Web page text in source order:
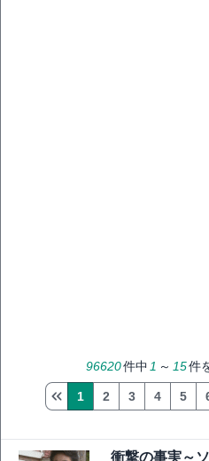
96620件中 1 ～ 15件
1 2 3 4 5
衝撃の事実～